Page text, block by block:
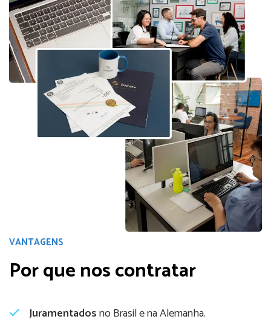
VANTAGENS
Por que nos contratar
Juramentadosno Brasil e na Alemanha.